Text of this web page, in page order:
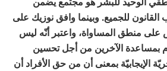
القانون للجميع. وبينما وافق نوزيك على
على منطق المساواة، واعتبر أنّه ليس
بمساعدة الآخرين من أجل تحسين
الإيجابيّة بمعنى أن من حق الأفراد أن